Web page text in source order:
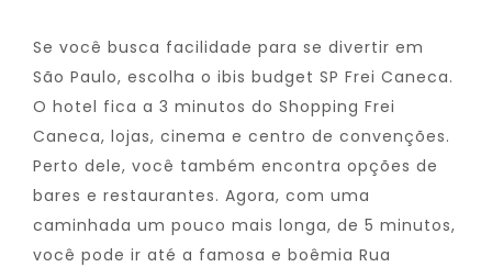
Se você busca facilidade para se divertir em
São Paulo, escolha o ibis budget SP Frei Caneca.
O hotel fica a 3 minutos do Shopping Frei
Caneca, lojas, cinema e centro de convenções.
Perto dele, você também encontra opções de
bares e restaurantes. Agora, com uma
caminhada um pouco mais longa, de 5 minutos,
você pode ir até a famosa e boêmia Rua